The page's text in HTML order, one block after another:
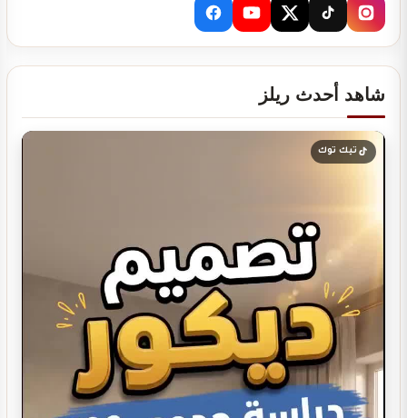
تصميم ديكور كوفي شوب
تصميم ديكور صيدلية مستلزمات العناية
شاهد أحدث ريلز
تيك توك